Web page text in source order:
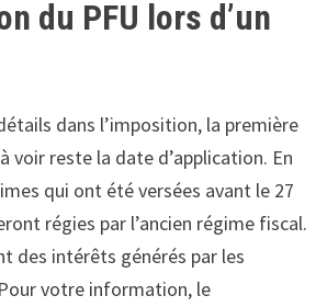
du PFU lors d’un
dans l’imposition, la première
voir reste la date d’application. En
qui ont été versées avant le 27
régies par l’ancien régime fiscal.
des intérêts générés par les
votre information, le